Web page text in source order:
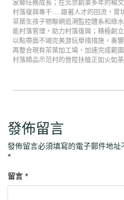
家鄉任務成長；在北京創業多年的楊
村落復興專干……跟著人才的回流，霄
茶葉生孩子物聯網追溯監控體系和綠
能村落管理，助力村落復興；積極創
以點帶面不竭完美游玩舉措措施，奏
再整合現有茶葉加工場，加速完成範
村落精品示范村的晉陞扶植正如火如荼
發佈留言
發佈留言必須填寫的電子郵件地址
*
留言 *